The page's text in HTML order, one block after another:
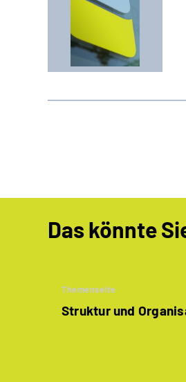
Das könnte
Themenseite
Struktur und